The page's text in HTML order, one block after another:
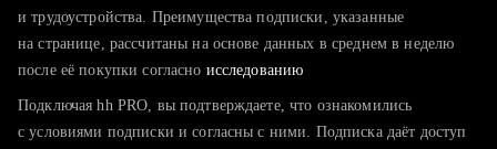
тратите много времени на поиск и вручную поднимаете
хотите сравнить себя с конкурентами и оценить шансы
и трудоустройства. Преимущества подписки, указанные
на странице, рассчитаны на основе данных в среднем в неделю
после её покупки согласно исследованию
Подключая hh PRO, вы подтверждаете, что ознакомились
с условиями подписки и согласны с ними. Подписка даёт доступ